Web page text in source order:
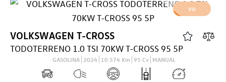
VO
VOLKSWAGEN T-CROSS
TODOTERRENO 1.0 TSI 70KW T-CROSS 95 5P
GASOLINA 2024 10.574 Km 95 Cv MANUAL